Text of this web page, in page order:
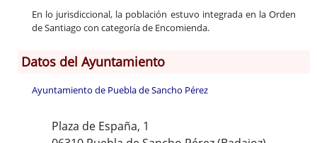
En lo jurisdiccional, la población estuvo integrada en la Orden
de Santiago con categoría de Encomienda.
Datos del Ayuntamiento
Ayuntamiento de Puebla de Sancho Pérez
Plaza de España, 1